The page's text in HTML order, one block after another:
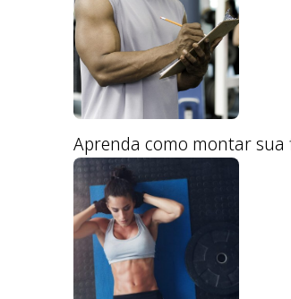
Aprenda como montar